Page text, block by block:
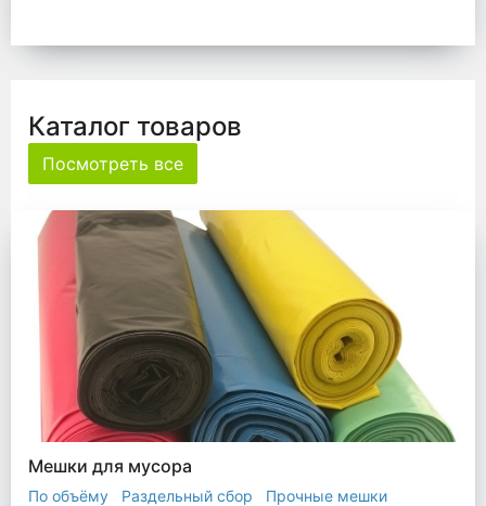
Каталог товаров
Посмотреть все
Мешки для мусора
По объёму Раздельный сбор
Прочные мешки